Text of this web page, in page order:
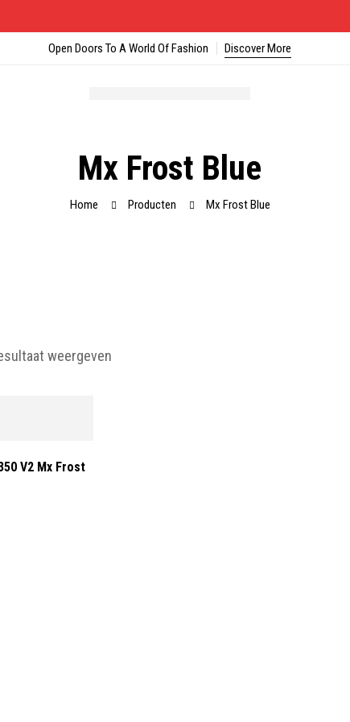
Open Doors To A World Of Fashion Discover More
Mx Frost Blue
Home Producten Mx Frost Blue
weergeven
V2 Mx Frost